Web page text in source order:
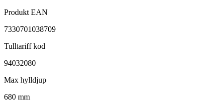
Produkt EAN
7330701038709
Tulltariff kod
94032080
Max hylldjup
680 mm